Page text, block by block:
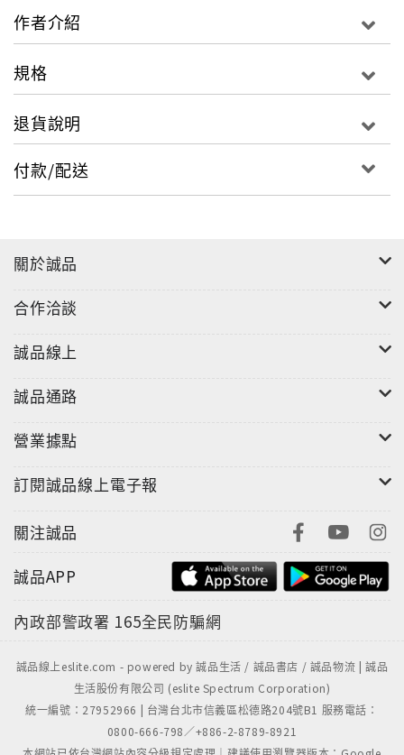
巧みに織り上げ、人間の愛と憎しみ、友情と恋、正義
と悪を描いた渾身の超大作! 第2次世界大戦を背景に、
ン大作!
作者介紹
規格
退貨說明
付款/配送
關於誠品
合作洽談
誠品線上
誠品通路
營業據點
訂閱誠品線上電子報
關注誠品
誠品APP
內政部警政署 165全民防騙網
誠品線上eslite.com - powered by 誠品生活 / 誠品書店 / 誠品物流 | 誠品
生活股份有限公司 (eslite Spectrum Corporation)
統一編號：27952966 | 台灣台北市信義區松德路204號B1 服務電話：
0800-666-798／+886-2-8789-8921